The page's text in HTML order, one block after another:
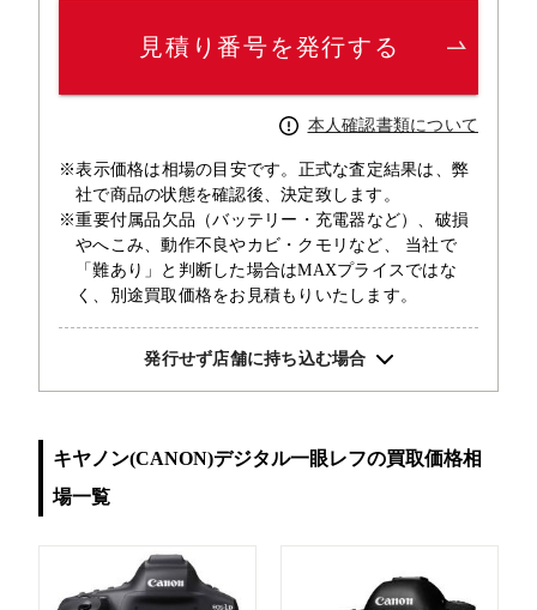
見積り番号を発行する
本人確認書類について
※表示価格は相場の目安です。正式な査定結果は、弊
社で商品の状態を確認後、決定致します。
※重要付属品欠品（バッテリー・充電器など）、破損
やへこみ、動作不良やカビ・クモリなど、 当社で
「難あり」と判断した場合はMAXプライスではな
く、別途買取価格をお見積もりいたします。
発行せず店舗に持ち込む場合
キヤノン(CANON)デジタル一眼レフの買取価格相
場一覧